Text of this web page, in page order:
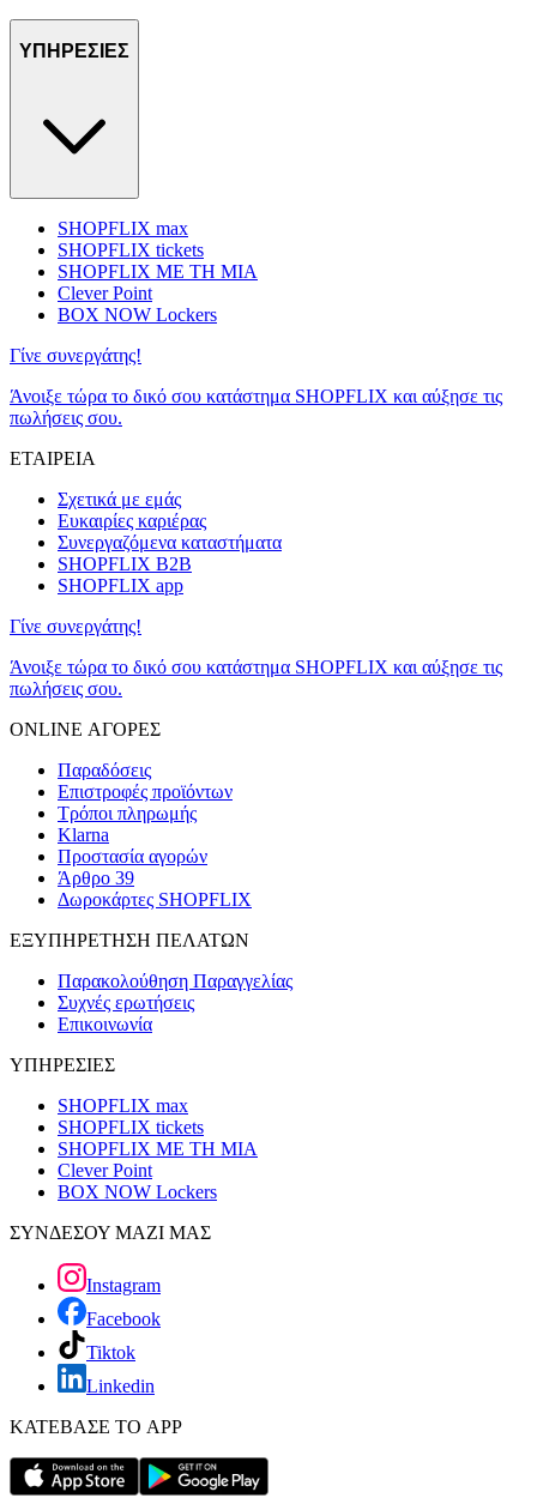
ΥΠΗΡΕΣΙΕΣ
SHOPFLIX max
SHOPFLIX tickets
SHOPFLIX ΜΕ ΤΗ ΜΙΑ
Clever Point
BOX NOW Lockers
Γίνε συνεργάτης!
Άνοιξε τώρα το δικό σου κατάστημα SHOPFLIX και αύξησε τις
πωλήσεις σου.
ΕΤΑΙΡΕΙΑ
Σχετικά με εμάς
Ευκαιρίες καριέρας
Συνεργαζόμενα καταστήματα
SHOPFLIX B2B
SHOPFLIX app
Γίνε συνεργάτης!
Άνοιξε τώρα το δικό σου κατάστημα SHOPFLIX και αύξησε τις
πωλήσεις σου.
ONLINE ΑΓΟΡΕΣ
Παραδόσεις
Επιστροφές προϊόντων
Τρόποι πληρωμής
Klarna
Προστασία αγορών
Άρθρο 39
Δωροκάρτες SHOPFLIX
ΕΞΥΠΗΡΕΤΗΣΗ ΠΕΛΑΤΩΝ
Παρακολούθηση Παραγγελίας
Συχνές ερωτήσεις
Επικοινωνία
ΥΠΗΡΕΣΙΕΣ
SHOPFLIX max
SHOPFLIX tickets
SHOPFLIX ΜΕ ΤΗ ΜΙΑ
Clever Point
BOX NOW Lockers
ΣΥΝΔΕΣΟΥ ΜΑΖΙ ΜΑΣ
Instagram
Facebook
Tiktok
Linkedin
ΚΑΤΕΒΑΣΕ ΤΟ APP